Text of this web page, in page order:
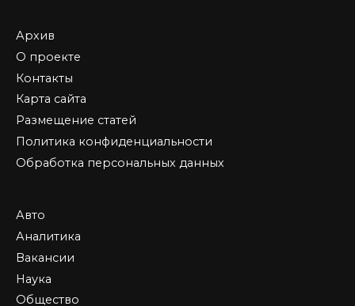
Архив
О проекте
Контакты
Карта сайта
Размещение статей
Политика конфиденциальности
Обработка персональных данных
Авто
Аналитика
Вакансии
Наука
Общество